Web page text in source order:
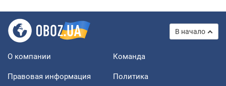
В начало
О компании Команда
Правовая информация
Политика